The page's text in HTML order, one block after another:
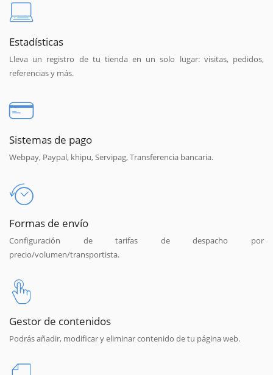
Estadísticas
Lleva un registro de tu tienda en un solo lugar: visitas, pedidos,
referencias y más.
Sistemas de pago
Webpay, Paypal, khipu, Servipag, Transferencia bancaria.
Formas de envío
Configuración de tarifas de despacho por
precio/volumen/transportista.
Gestor de contenidos
Podrás añadir, modificar y eliminar contenido de tu página web.